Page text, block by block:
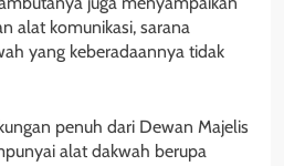
alat komunikasi, sarana
yang keberadaannya tidak
penuh dari Dewan Majelis
alat dakwah berupa